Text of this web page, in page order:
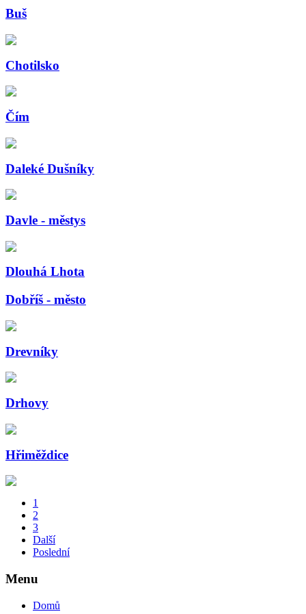
Buš
Chotilsko
Čím
Daleké Dušníky
Davle - městys
Dlouhá Lhota
Dobříš - město
Drevníky
Drhovy
Hřiměždice
1
2
3
Další
Poslední
Menu
Domů